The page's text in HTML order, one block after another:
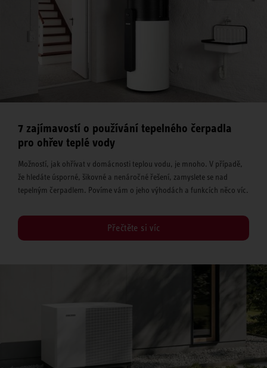
7 zajímavostí o používání tepelného čerpadla
pro ohřev teplé vody
Možností, jak ohřívat v domácnosti teplou vodu, je mnoho. V případě,
že hledáte úsporné, šikovné a nenáročné řešení, zamyslete se nad
tepelným čerpadlem. Povíme vám o jeho výhodách a funkcích něco víc.
Přečtěte si víc